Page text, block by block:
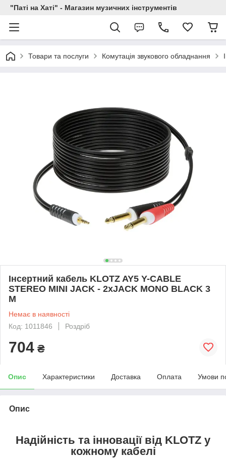
"Паті на Хаті" - Магазин музичних інструментів
Товари та послуги Комутація звукового обладнання
Інсертний кабель KLOTZ AY5 Y-CABLE
STEREO MINI JACK - 2xJACK MONO BLACK 3
M
Немає в наявності
Код: 1011846
Роздріб
704 ₴
Опис Характеристики Доставка Оплата Умови
Опис
Надійність та інновації від KLOTZ у
кожному кабелі